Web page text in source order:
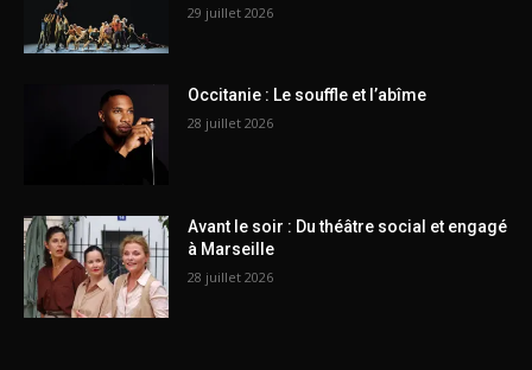
29 juillet 2026
Occitanie : Le souffle et l’abîme
28 juillet 2026
Avant le soir : Du théâtre social et engagé
à Marseille
28 juillet 2026